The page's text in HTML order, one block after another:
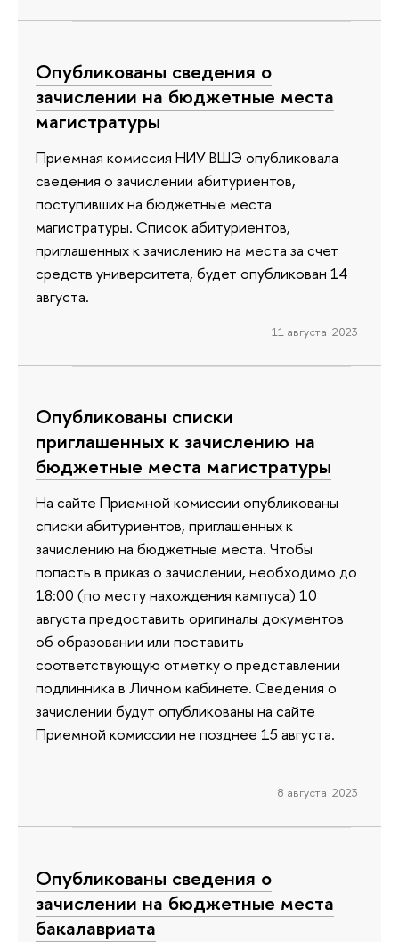
Опубликованы сведения о
зачислении на бюджетные места
магистратуры
Приемная комиссия НИУ ВШЭ опубликовала
сведения о зачислении абитуриентов,
поступивших на бюджетные места
магистратуры. Список абитуриентов,
приглашенных к зачислению на места за счет
средств университета, будет опубликован 14
августа.
11 августа 2023
Опубликованы списки
приглашенных к зачислению на
бюджетные места магистратуры
На сайте Приемной комиссии опубликованы
списки абитуриентов, приглашенных к
зачислению на бюджетные места. Чтобы
попасть в приказ о зачислении, необходимо до
18:00 (по месту нахождения кампуса) 10
августа предоставить оригиналы документов
об образовании или поставить
соответствующую отметку о представлении
подлинника в Личном кабинете. Сведения о
зачислении будут опубликованы на сайте
Приемной комиссии не позднее 15 августа.
8 августа 2023
Опубликованы сведения о
зачислении на бюджетные места
бакалавриата